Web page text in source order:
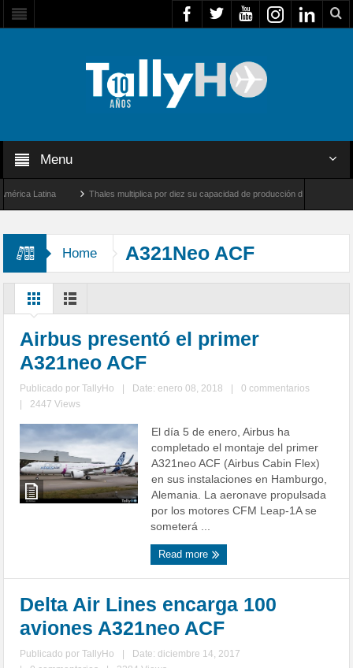
Menu
Latina Thales multiplica por diez su capacidad de producción de radares en
Home A321Neo ACF
Airbus presentó el primer
A321neo ACF
Publicado porTallyHo Date: enero 08, 2018
0 commentarios
2447 Views
El día 5 de enero, Airbus ha
completado el montaje del primer
A321neo ACF (Airbus Cabin Flex)
en sus instalaciones en Hamburgo,
Alemania. La aeronave propulsada
por los motores CFM Leap-1A se
someterá ...
Read more
Delta Air Lines encarga 100
aviones A321neo ACF
Publicado porTallyHo
Date: diciembre 14, 2017